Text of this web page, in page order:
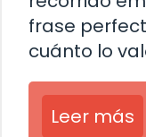
frase
cuánto lo
Leer más